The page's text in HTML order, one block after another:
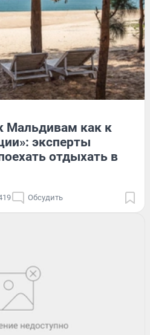
Мальдивам как к
эксперты
отдыхать в
Обсудить